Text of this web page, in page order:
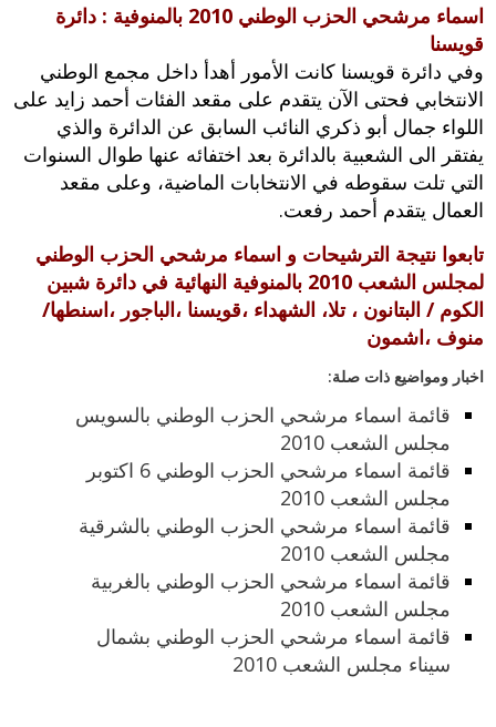
اسماء مرشحي الحزب الوطني 2010 بالمنوفية : دائرة
قويسنا
وفي دائرة قويسنا كانت الأمور أهدأ داخل مجمع الوطني
الانتخابي فحتى الآن يتقدم على مقعد الفئات أحمد زايد على
‬اللواء‮ ‬جمال أبو ذكري النائب السابق عن الدائرة والذي
يفتقر الى الشعبية بالدائرة بعد اختفائه عنها طوال السنوات
التي تلت سقوطه في الانتخابات الماضية،‮ ‬وعلى مقعد
العمال يتقدم أحمد رفعت‮.
تابعوا نتيجة الترشيحات و اسماء مرشحي الحزب الوطني
لمجلس الشعب 2010 بالمنوفية النهائية في دائرة شبين
الكوم / البتانون ، تلا، الشهداء ،قويسنا ،الباجور ،اسنطها/
منوف ،اشمون
اخبار ومواضيع ذات صلة:
قائمة اسماء مرشحي الحزب الوطني بالسويس
مجلس الشعب 2010
قائمة اسماء مرشحي الحزب الوطني 6 اكتوبر
مجلس الشعب 2010
قائمة اسماء مرشحي الحزب الوطني بالشرقية
مجلس الشعب 2010
قائمة اسماء مرشحي الحزب الوطني بالغربية
مجلس الشعب 2010
قائمة اسماء مرشحي الحزب الوطني بشمال
سيناء مجلس الشعب 2010